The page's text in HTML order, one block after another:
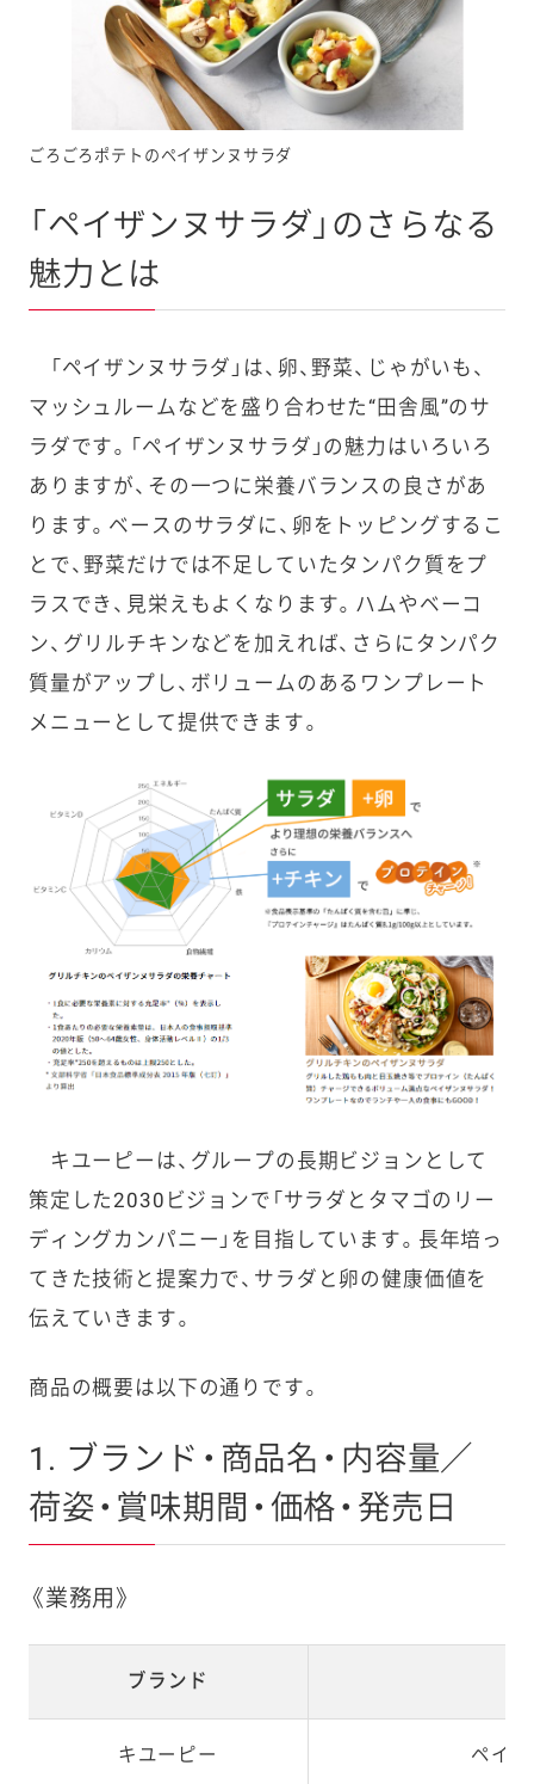
ごろごろポテトのペイザンヌサラダ
「ペイザンヌサラダ」のさらなる
魅力とは
「ペイザンヌサラダ」は、卵、野菜、じゃがいも、
マッシュルームなどを盛り合わせた“田舎風”のサ
ラダです。「ペイザンヌサラダ」の魅力はいろいろ
ありますが、その一つに栄養バランスの良さがあ
ります。ベースのサラダに、卵をトッピングするこ
とで、野菜だけでは不足していたタンパク質をプ
ラスでき、見栄えもよくなります。ハムやベーコ
ン、グリルチキンなどを加えれば、さらにタンパク
質量がアップし、ボリュームのあるワンプレート
メニューとして提供できます。
キユーピーは、グループの長期ビジョンとして
策定した2030ビジョンで「サラダとタマゴのリー
ディングカンパニー」を目指しています。長年培っ
てきた技術と提案力で、サラダと卵の健康価値を
伝えていきます。
商品の概要は以下の通りです。
1. ブランド・商品名・内容量／
荷姿・賞味期間・価格・発売日
《業務用》
ブランド
キユーピー ペイ